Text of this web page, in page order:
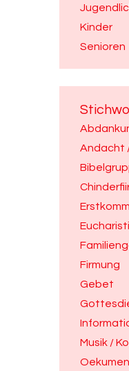
Kinder
Senioren
Andacht
Firmung
Gebet
Musik /